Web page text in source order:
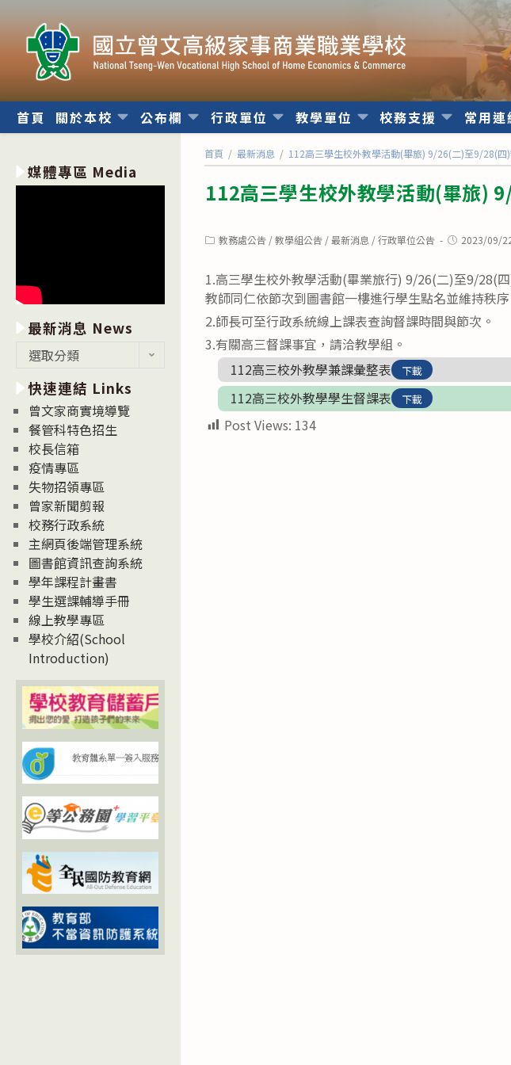
內
首頁 關於本校 公布欄 行政單位 教學單位 校務支援 常用連
首頁 / 最新消息 / 112高三學生校外教學活動(畢旅) 9/26(二)至9/28(四
112高三學生校外教學活動(畢旅)
Post教務處公告 / 教學組公告 / 最新消息 / 行政單位公告
Post2023/09/
1.高三學生校外教學活動(畢業旅行) 9/26(二)至9/28(
教師同仁依節次到圖書館一樓進行學生點名並維持秩序
2.師長可至行政系統線上課表查詢督課時間與節次。
3.有關高三督課事宜，請洽教學組。
112高三校外教學兼課彙整表
下載
112高三校外教學學生督課表 下載
Post Views: 134
媒體專區 Media
最新消息 News
消
息
News
選取分類
快速連結 Links
曾文家商實境導覽
餐管科特色招生
校長信箱
疫情專區
失物招領專區
曾家新聞剪報
校務行政系統
主網頁後端管理系統
圖書館資訊查詢系統
學年課程計畫書
學生選課輔導手冊
線上教學專區
學校介紹(School
Introduction)